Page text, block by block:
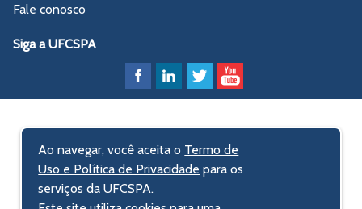
Fale conosco
Siga a UFCSPA
Ao navegar, você aceita o Termo de
Uso e Política de Privacidade para os
serviços da UFCSPA.